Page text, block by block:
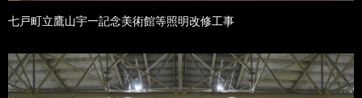
七戸町立鷹山宇一記念美術館等照明改修工事